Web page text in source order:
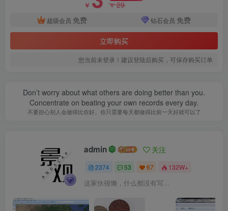
￥ ￥29
超级会员 免费 钻石会员 免费
立即购买
您当前未登录！建议登陆后购买，可保存购买订单
Don’t worry about what others are doing better than you.
Concentrate on beating your own records every day.
不要担心别人会做得比你好。你只需要每天都做得比前一天好就可以了
admin 关注
2374 53 67 132W+
这家伙很懒，什么都没有写...